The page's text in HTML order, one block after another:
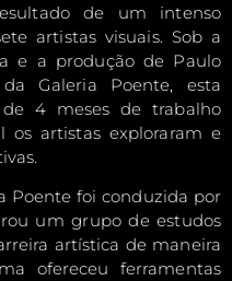
de um intenso
artistas visuais. Sob a
e a produção de Paulo
Galeria Poente, esta
4 meses de trabalho
os artistas exploraram e
Poente foi conduzida por
um grupo de estudos
artística de maneira
ofereceu ferramentas